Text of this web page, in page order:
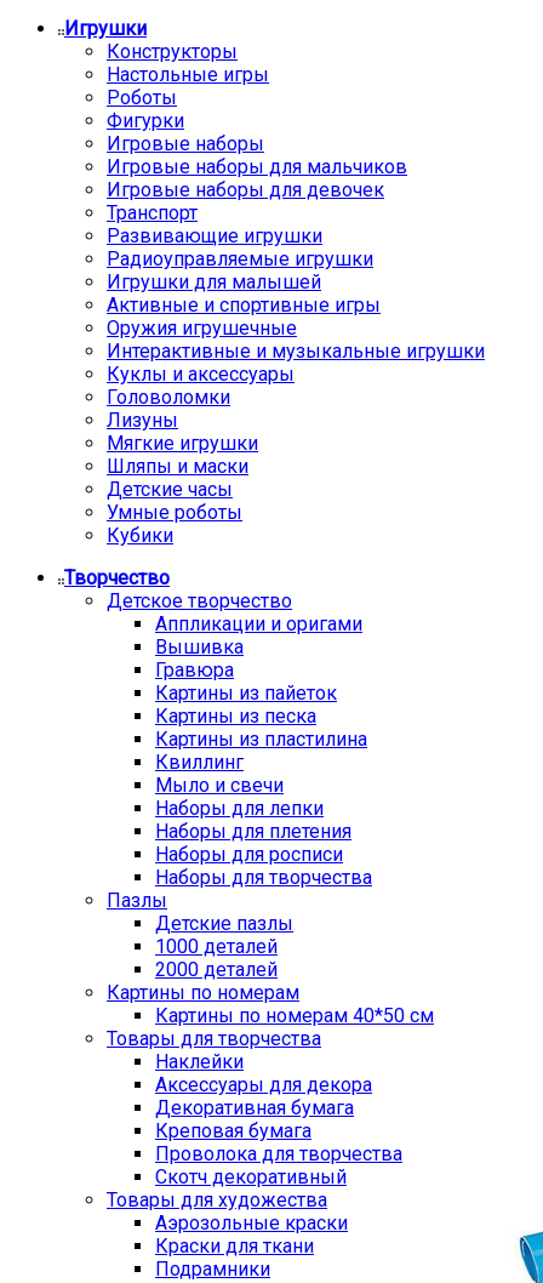
Игрушки
Конструкторы
Настольные игры
Роботы
Фигурки
Игровые наборы
Игровые наборы для мальчиков
Игровые наборы для девочек
Транспорт
Развивающие игрушки
Радиоуправляемые игрушки
Игрушки для малышей
Активные и спортивные игры
Оружия игрушечные
Интерактивные и музыкальные игрушки
Куклы и аксессуары
Головоломки
Лизуны
Мягкие игрушки
Шляпы и маски
Детские часы
Умные роботы
Кубики
Творчество
Детское творчество
Аппликации и оригами
Вышивка
Гравюра
Картины из пайеток
Картины из песка
Картины из пластилина
Квиллинг
Мыло и свечи
Наборы для лепки
Наборы для плетения
Наборы для росписи
Наборы для творчества
Пазлы
Детские пазлы
1000 деталей
2000 деталей
Картины по номерам
Картины по номерам 40*50 см
Товары для творчества
Наклейки
Аксессуары для декора
Декоративная бумага
Креповая бумага
Проволока для творчества
Скотч декоративный
Товары для художества
Аэрозольные краски
Краски для ткани
Подрамники